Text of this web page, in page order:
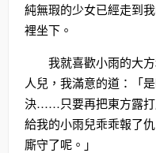
純無瑕的少女已經走到
裡坐下。
我就喜歡小雨的大
人兒，我滿意的道：「
決……只要再把東方露打
給我的小雨兒乖乖報了
廝守了呢。」